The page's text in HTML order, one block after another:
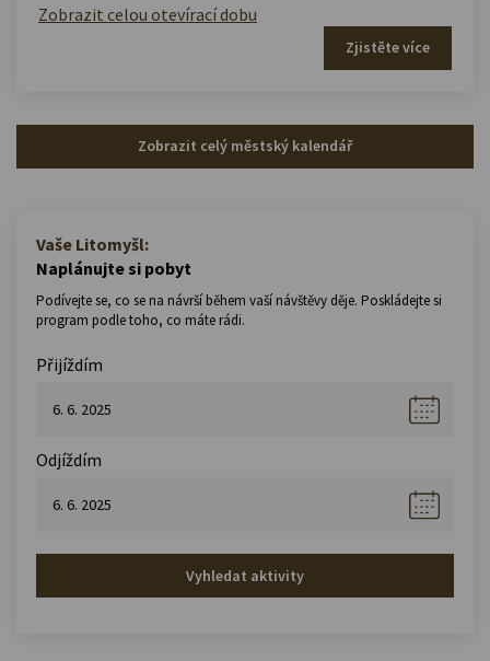
Zobrazit celou otevírací dobu
Zjistěte více
Zobrazit celý městský kalendář
Vaše Litomyšl:
Naplánujte si pobyt
Podívejte se, co se na návrší během vaší návštěvy děje. Poskládejte si
program podle toho, co máte rádi.
Přijíždím
Odjíždím
Vyhledat aktivity